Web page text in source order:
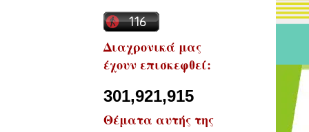
Διαχρονικά μας
έχουν επισκεφθεί:
301,921,915
Θέματα αυτής της